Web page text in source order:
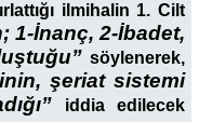
ilmihalin 1. Cilt
1-İnanç, 2-İbadet,
söylenerek,
şeriat sistemi
iddia edilecek